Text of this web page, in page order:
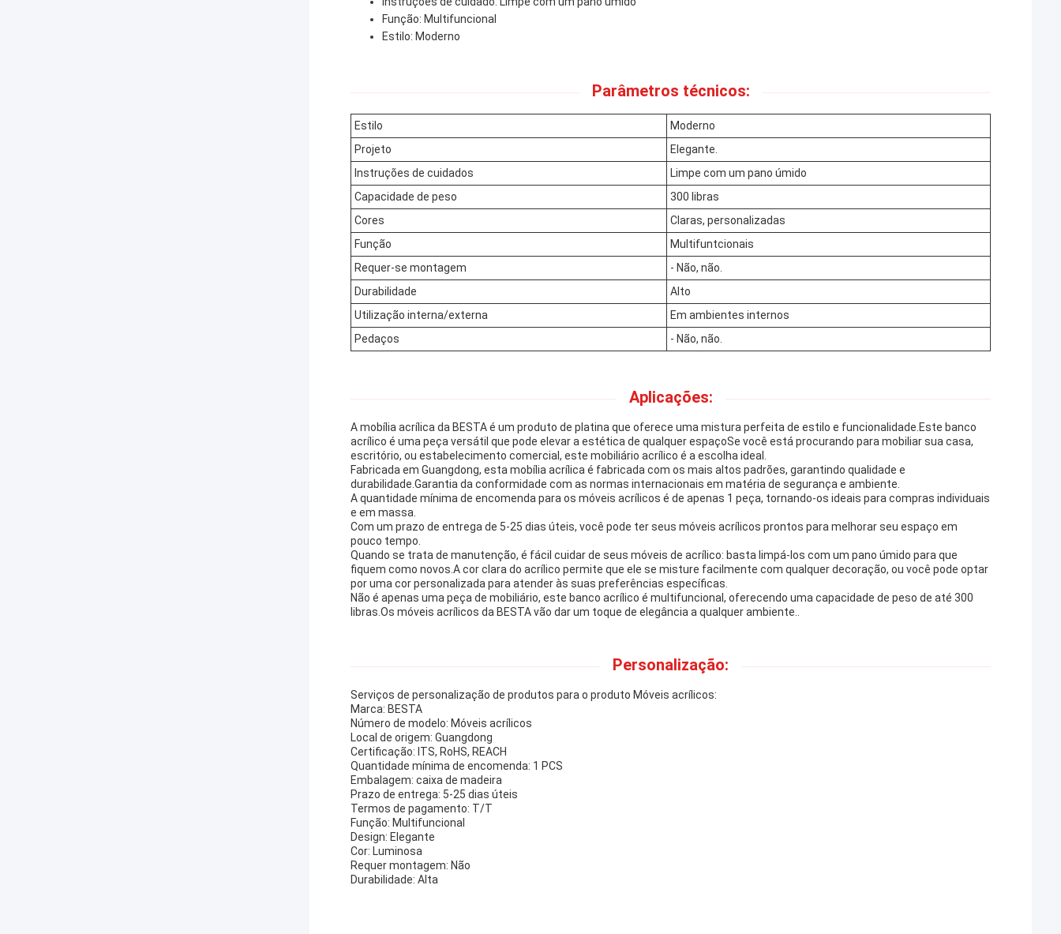
Função: Multifuncional
Estilo: Moderno
Parâmetros técnicos:
Estilo
Moderno
Projeto
Elegante.
Instruções de cuidados
Limpe com um pano úmido
Capacidade de peso
300 libras
Cores
Claras, personalizadas
Função
Multifuntcionais
Requer-se montagem
- Não, não.
Durabilidade
Alto
Utilização interna/externa
Em ambientes internos
Pedaços
- Não, não.
Aplicações:
A mobília acrílica da BESTA é um produto de platina que oferece uma mistura perfeita de estilo e funcionalidade.Este banco
acrílico é uma peça versátil que pode elevar a estética de qualquer espaçoSe você está procurando para mobiliar sua casa,
escritório, ou estabelecimento comercial, este mobiliário acrílico é a escolha ideal.
Fabricada em Guangdong, esta mobília acrílica é fabricada com os mais altos padrões, garantindo qualidade e
durabilidade.Garantia da conformidade com as normas internacionais em matéria de segurança e ambiente.
A quantidade mínima de encomenda para os móveis acrílicos é de apenas 1 peça, tornando-os ideais para compras individuais
e em massa.
Com um prazo de entrega de 5-25 dias úteis, você pode ter seus móveis acrílicos prontos para melhorar seu espaço em
pouco tempo.
Quando se trata de manutenção, é fácil cuidar de seus móveis de acrílico: basta limpá-los com um pano úmido para que
fiquem como novos.A cor clara do acrílico permite que ele se misture facilmente com qualquer decoração, ou você pode optar
por uma cor personalizada para atender às suas preferências específicas.
Não é apenas uma peça de mobiliário, este banco acrílico é multifuncional, oferecendo uma capacidade de peso de até 300
libras.Os móveis acrílicos da BESTA vão dar um toque de elegância a qualquer ambiente..
Personalização:
Serviços de personalização de produtos para o produto Móveis acrílicos:
Marca: BESTA
Número de modelo: Móveis acrílicos
Local de origem: Guangdong
Certificação: ITS, RoHS, REACH
Quantidade mínima de encomenda: 1 PCS
Embalagem: caixa de madeira
Prazo de entrega: 5-25 dias úteis
Termos de pagamento: T/T
Função: Multifuncional
Design: Elegante
Cor: Luminosa
Requer montagem: Não
Durabilidade: Alta